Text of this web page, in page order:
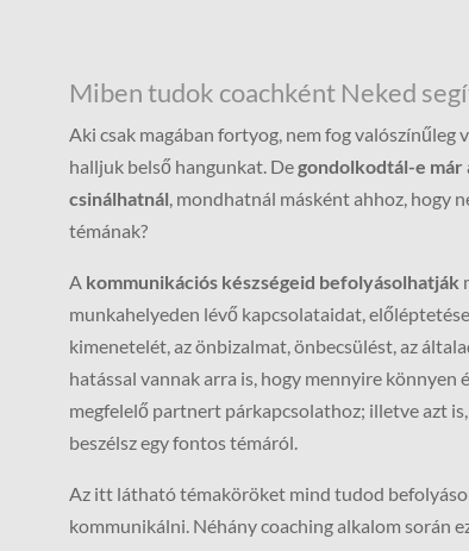
Miben tudok coachként Neked
Aki csak magában fortyog, nem fog
halljuk belső hangunkat. Degondolkodtál-e már
csinálhatnál, mondhatnál másként ahhoz, hogy
témának?
A kommunikációs készségeid befolyásolhatják
munkahelyeden lévő kapcsolataidat,
kimenetelét, az önbizalmat, önbecsülést, az
hatással vannak arra is, hogy mennyire könnyen
megfelelő partnert párkapcsolathoz; illetve azt
beszélsz egy fontos témáról.
Az itt látható témaköröket mind tudod
kommunikálni. Néhány coaching alkalom során